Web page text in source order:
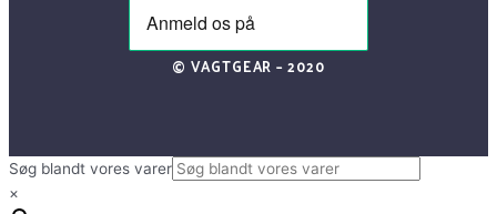
© VAGTGEAR – 2020
Søg blandt vores varer
×